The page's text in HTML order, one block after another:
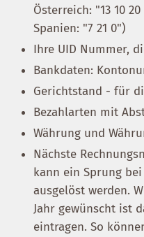
Österreich: "13 10
Spanien: "7 21 0")
Ihre UID Nummer,
Bankdaten:
Gerichtstand - für
Bezahlarten mit
Währung und
Nächste
kann ein Sprung
ausgelöst werden.
Jahr gewünscht ist
eintragen. So